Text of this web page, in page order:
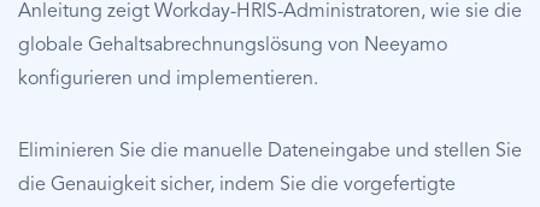
Anleitung zeigt Workday-HRIS-Administratoren, wie sie die
globale Gehaltsabrechnungslösung von Neeyamo
konfigurieren und implementieren.
Eliminieren Sie die manuelle Dateneingabe und stellen Sie
die Genauigkeit sicher, indem Sie die vorgefertigte